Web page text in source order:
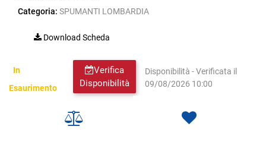
Categoria: SPUMANTI LOMBARDIA
Download Scheda
Verifica
Disponibilità
In
Esaurimento
Disponibilità - Verificata il
09/08/2026 10:00